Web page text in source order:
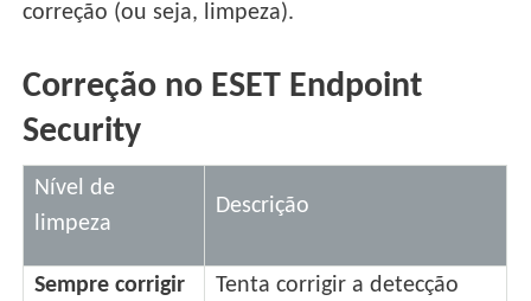
correção (ou seja, limpeza).
Correção no ESET Endpoint
Security
Nível de
limpeza
Descrição
Sempre corrigir
Tenta corrigir a detecção